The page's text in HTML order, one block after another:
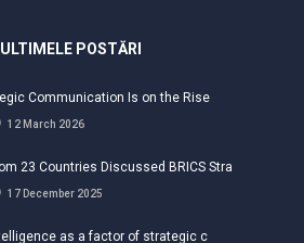
ULTIMELE POSTĂRI
Communication Is on the Rise
12 March 2026
23 Countries Discussed BRICS Stra
17 December 2025
as a factor of strategic c